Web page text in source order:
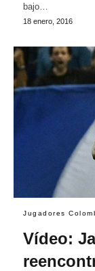
bajo…
18 enero, 2016
Jugadores
Vídeo: